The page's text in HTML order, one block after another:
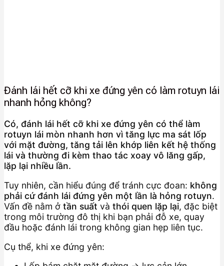
Đánh lái hết cỡ khi xe đứng yên có làm rotuyn lái
nhanh hỏng không?
Có, đánh lái hết cỡ khi xe đứng yên có thể làm
rotuyn lái mòn nhanh hơn vì tăng lực ma sát lốp
với mặt đường, tăng tải lên khớp liên kết hệ thống
lái và thường đi kèm thao tác xoay vô lăng gấp,
lặp lại nhiều lần.
Tuy nhiên, cần hiểu đúng để tránh cực đoan: không
phải cứ đánh lái đứng yên một lần là hỏng rotuyn.
Vấn đề nằm ở tần suất và thói quen lặp lại, đặc biệt
trong môi trường đô thị khi bạn phải đỗ xe, quay
đầu hoặc đánh lái trong không gian hẹp liên tục.
Cụ thể, khi xe đứng yên: